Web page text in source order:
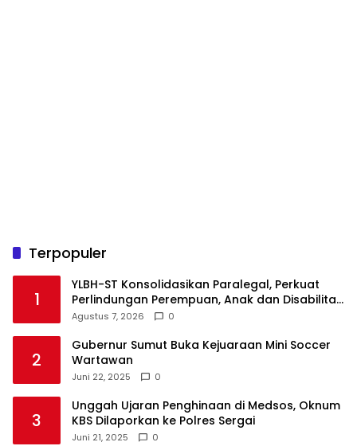
Terpopuler
1
YLBH-ST Konsolidasikan Paralegal, Perkuat
Perlindungan Perempuan, Anak dan Disabilitas
Agustus 7, 2026 0
2
Gubernur Sumut Buka Kejuaraan Mini Soccer
Wartawan
Juni 22, 2025 0
3
Unggah Ujaran Penghinaan di Medsos, Oknum
KBS Dilaporkan ke Polres Sergai
Juni 21, 2025 0